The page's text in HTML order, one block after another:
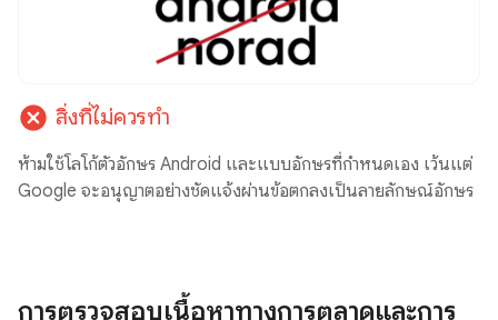
cancel สิ่งที่ไม่ควรทำ
ห้ามใช้โลโก้ตัวอักษร Android และแบบอักษรที่กำหนดเอง เว้นแต่
Google จะอนุญาตอย่างชัดแจ้งผ่านข้อตกลงเป็นลายลักษณ์อักษร
การตรวจสอบเนื้อหาทางการตลาดและการ